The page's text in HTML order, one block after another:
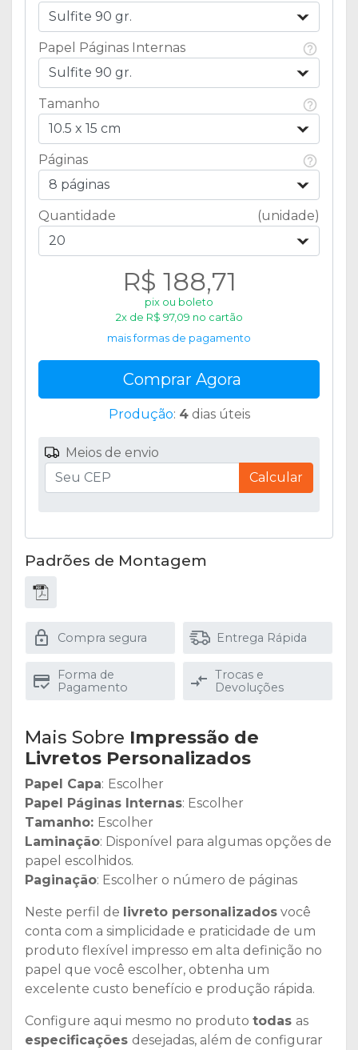
Sulfite 90 gr.
Papel Páginas Internas
Sulfite 90 gr.
Tamanho
10.5 x 15 cm
Páginas
8 páginas
Quantidade
(unidade)
20
R$ 188,71
pix ou boleto
2x de R$ 97,09 no cartão
mais formas de pagamento
Comprar Agora
Produção: 4dias úteis
Meios de envio
Calcular
Padrões de Montagem
Compra segura Entrega Rápida
Forma de
Pagamento
Trocas e
Devoluções
Mais Sobre Impressão de
Livretos Personalizados
Papel Capa: Escolher
Papel Páginas Internas: Escolher
Tamanho: Escolher
Laminação: Disponível para algumas opções de
papel escolhidos.
Paginação: Escolher o número de páginas
Neste perfil de livreto personalizados você
conta com a simplicidade e praticidade de um
produto flexível impresso em alta definição no
papel que você escolher, obtenha um
excelente custo benefício e produção rápida.
Configure aqui mesmo no produto todas as
especificações desejadas, além de configurar